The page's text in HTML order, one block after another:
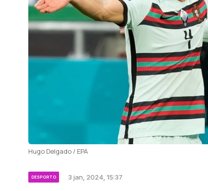
Hugo Delgado / EPA
DESPORTO 3 jan, 2024, 15:37